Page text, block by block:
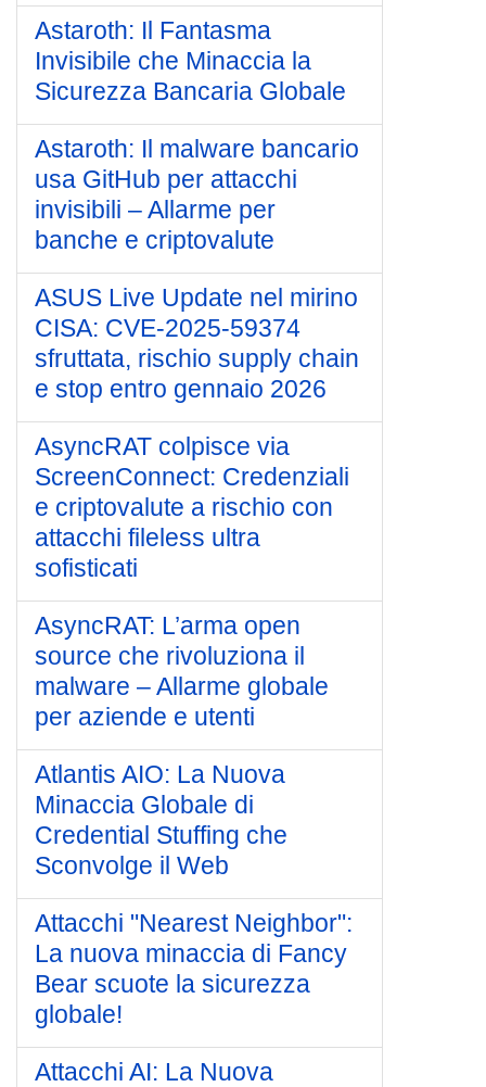
Astaroth: Il Fantasma
Invisibile che Minaccia la
Sicurezza Bancaria Globale
Astaroth: Il malware bancario
usa GitHub per attacchi
invisibili – Allarme per
banche e criptovalute
ASUS Live Update nel mirino
CISA: CVE-2025-59374
sfruttata, rischio supply chain
e stop entro gennaio 2026
AsyncRAT colpisce via
ScreenConnect: Credenziali
e criptovalute a rischio con
attacchi fileless ultra
sofisticati
AsyncRAT: L’arma open
source che rivoluziona il
malware – Allarme globale
per aziende e utenti
Atlantis AIO: La Nuova
Minaccia Globale di
Credential Stuffing che
Sconvolge il Web
Attacchi "Nearest Neighbor":
La nuova minaccia di Fancy
Bear scuote la sicurezza
globale!
Attacchi AI: La Nuova